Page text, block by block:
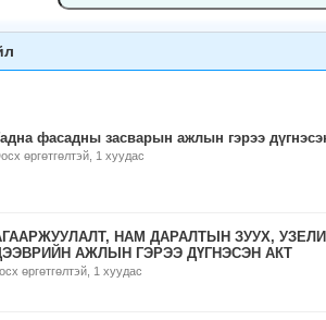
фасадны засварын ажлын гэрээ
өргөтгөлтэй, 1 хуудас
НАМ ДАРАЛТЫН ЗУУХ,
АЖЛЫН ГЭРЭЭ ДҮГНЭСЭН АКТ
өргөтгөлтэй, 1 хуудас